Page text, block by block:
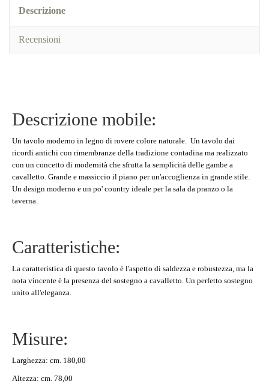
Descrizione
Recensioni
Descrizione mobile:
Un tavolo moderno in legno di rovere colore naturale. Un tavolo dai
ricordi antichi con rimembranze della tradizione contadina ma realizzato
con un concetto di modernità che sfrutta la semplicità delle gambe a
cavalletto. Grande e massiccio il piano per un'accoglienza in grande stile.
Un design moderno e un po' country ideale per la sala da pranzo o la
taverna.
Caratteristiche:
La caratteristica di questo tavolo è l'aspetto di saldezza e robustezza, ma la
nota vincente è la presenza del sostegno a cavalletto. Un perfetto sostegno
unito all'eleganza.
Misure:
Larghezza: cm. 180,00
Altezza: cm. 78,00